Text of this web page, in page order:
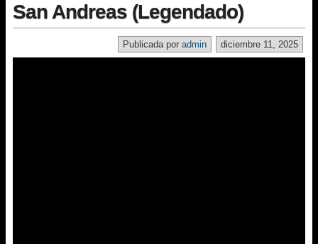
San Andreas (Legendado)
diciembre 11, 2025
Publicada por admin